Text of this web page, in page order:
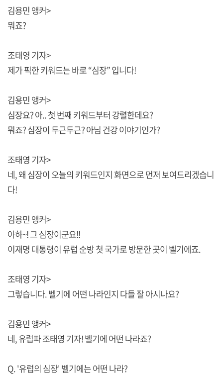
김용민 앵커>
뭐죠?
조태영 기자>
제가 픽한 키워드는 바로 “심장” 입니다!
김용민 앵커>
심장요? 아.. 첫 번째 키워드부터 강렬한데요?
뭐죠? 심장이 두근두근? 아님 건강 이야기인가?
조태영 기자>
네, 왜 심장이 오늘의 키워드인지 화면으로 먼저 보여드리겠습니
다!
김용민 앵커>
아하~! 그 심장이군요!!
이재명 대통령이 유럽 순방 첫 국가로 방문한 곳이 벨기에죠.
조태영 기자>
그렇습니다. 벨기에 어떤 나라인지 다들 잘 아시나요?
김용민 앵커>
네, 유럽파 조태영 기자! 벨기에 어떤 나라죠?
Q. '유럽의 심장' 벨기에는 어떤 나라?